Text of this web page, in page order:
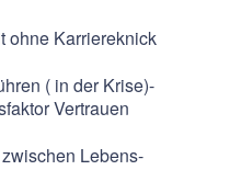
ohne Karriereknick
( in der Krise)-
Vertrauen
Lebens-